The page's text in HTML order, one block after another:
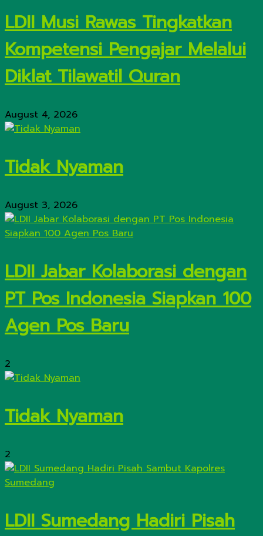
LDII Musi Rawas Tingkatkan
Kompetensi Pengajar Melalui
Diklat Tilawatil Quran
August 4, 2026
Tidak Nyaman
August 3, 2026
LDII Jabar Kolaborasi dengan
PT Pos Indonesia Siapkan 100
Agen Pos Baru
2
Tidak Nyaman
2
LDII Sumedang Hadiri Pisah